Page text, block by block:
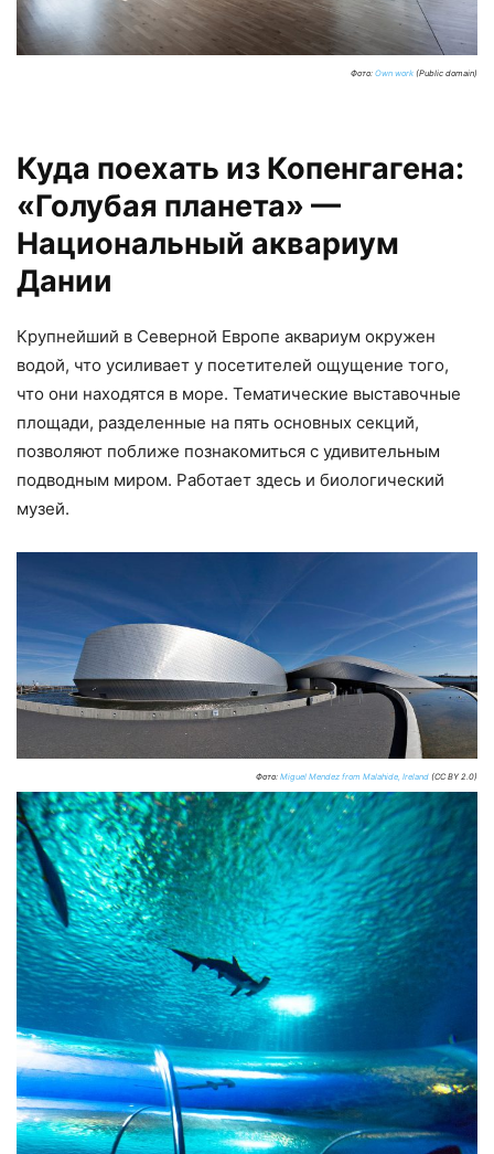
Фото: Own work (Public domain)
Куда поехать из Копенгагена:
«Голубая планета» —
Национальный аквариум
Дании
Крупнейший в Северной Европе аквариум окружен
водой, что усиливает у посетителей ощущение того,
что они находятся в море. Тематические выставочные
площади, разделенные на пять основных секций,
позволяют поближе познакомиться с удивительным
подводным миром. Работает здесь и биологический
музей.
Фото: Miguel Mendez from Malahide, Ireland (CC BY 2.0)